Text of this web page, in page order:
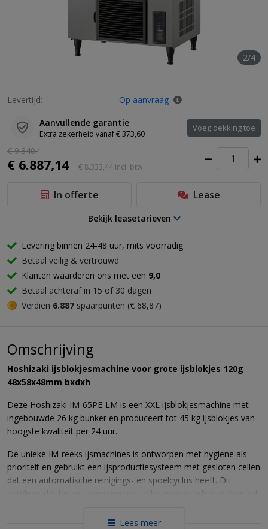
2/4
Levertijd:
Op aanvraag
Aanvullende garantie
Extra zekerheid vanaf € 373,60
Voeg dekking toe
€ 9.340,-
€ 6.887,14 € 8.333,44 incl. btw
In offerte Lease
Bekijk leasetarieven
Levering binnen 24-48 uur, mits voorradig
Betaal veilig & vertrouwd
Klanten waarderen ons met een 9,0
Betaal achteraf in 15 of 30 dagen
Verdien 6.887 spaarpunten (€ 68,87)
Omschrijving
Hoshizaki ijsblokjesmachine voor grote ijsblokjes 120g
48x58x48mm bxdxh
Deze Hoshizaki IM-65PE-LM is een XXL ijsblokjesmachine met
ingebouwde 26 kg bunker en produceert tot 45 kg ijsblokjes van
hoogste kwaliteit per 24 uur.
De unieke IM-reeks ijsmachines is ontworpen met hygiëne als
prioriteit en gebruikt een ijsproductiesysteem met gesloten cellen
dat een automatische reinigings- en spoelcyclus heeft. Dit
Lees meer